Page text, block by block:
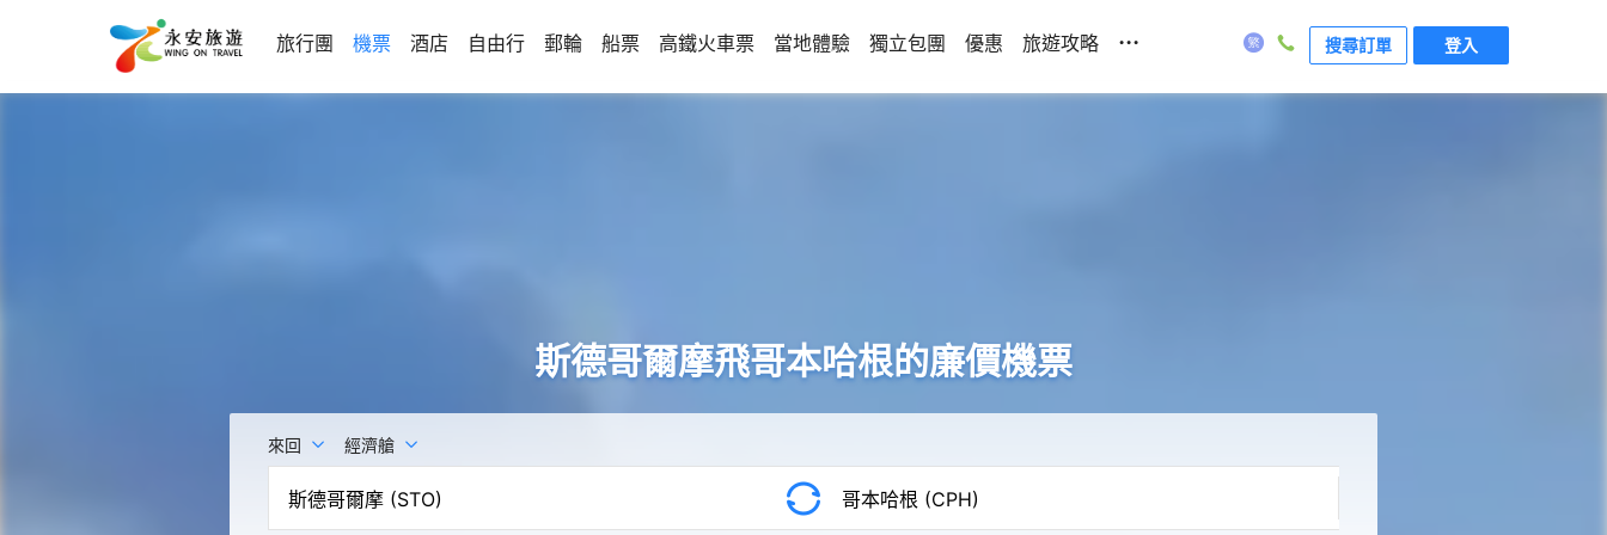
旅行團 機票 酒店 自由行 郵輪 船票 高鐵火車票 當地體驗 獨立包團 優惠 旅遊攻略 ... 搜尋訂單 登入
斯德哥爾摩飛哥本哈根的廉價機票
來回 經濟艙